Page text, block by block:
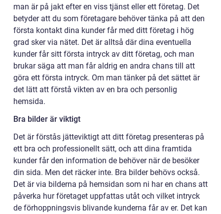
man är på jakt efter en viss tjänst eller ett företag. Det
betyder att du som företagare behöver tänka på att den
första kontakt dina kunder får med ditt företag i hög
grad sker via nätet. Det är alltså där dina eventuella
kunder får sitt första intryck av ditt företag, och man
brukar säga att man får aldrig en andra chans till att
göra ett första intryck. Om man tänker på det sättet är
det lätt att förstå vikten av en bra och personlig
hemsida.
Bra bilder är viktigt
Det är förstås jätteviktigt att ditt företag presenteras på
ett bra och professionellt sätt, och att dina framtida
kunder får den information de behöver när de besöker
din sida. Men det räcker inte. Bra bilder behövs också.
Det är via bilderna på hemsidan som ni har en chans att
påverka hur företaget uppfattas utåt och vilket intryck
de förhoppningsvis blivande kunderna får av er. Det kan